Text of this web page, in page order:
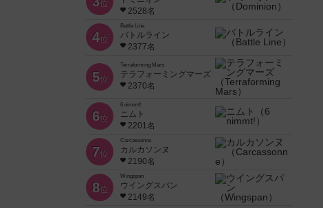
位
2528名
4位
Battle Line
バトルライン
2377名
5位
Terraforming Mars
テラフォーミングマーズ
2370名
6位
6 nimmt!
ニムト
2201名
7位
Carcassonne
カルカソンヌ
2190名
8位
Wingspan
ウイングスパン
2149名